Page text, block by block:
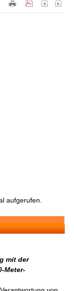
aufgerufen.
mit der
Meter-